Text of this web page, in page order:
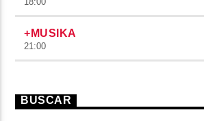
+MUSIKA
21:00
BUSCAR